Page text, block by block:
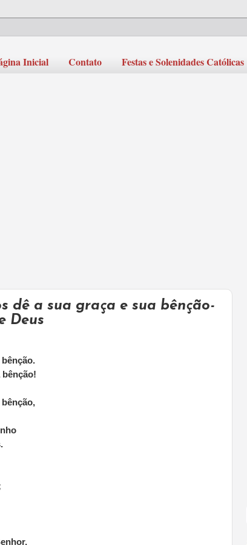
Inicial Contato Festas e Solenidades Católicas
dê a sua graça e sua bênção-
Deus